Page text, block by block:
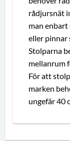
rådjursnät
man
eller pinnar
Stolparna
mellanrum
För att
marken
ungefär 40